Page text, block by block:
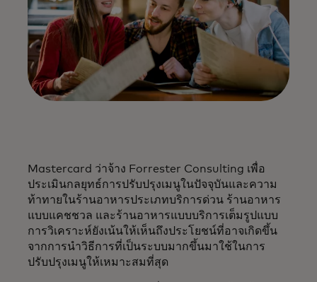
Mastercard ว่าจ้าง Forrester Consulting เพื่อ
ประเมินกลยุทธ์การปรับปรุงเมนูในปัจจุบันและความ
ท้าทายในร้านอาหารประเภทบริการด่วน ร้านอาหาร
แบบแคชชวล และร้านอาหารแบบบริการเต็มรูปแบบ
การวิเคราะห์ยังเน้นให้เห็นถึงประโยชน์ที่อาจเกิดขึ้น
จากการนำวิธีการที่เป็นระบบมากขึ้นมาใช้ในการ
ปรับปรุงเมนูให้เหมาะสมที่สุด